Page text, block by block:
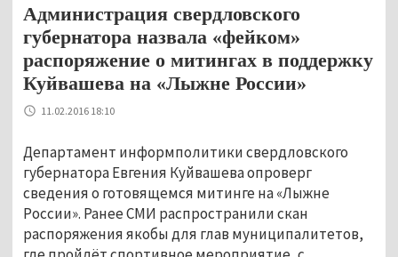
Администрация свердловского
губернатора назвала «фейком»
распоряжение о митингах в поддержку
Куйвашева на «Лыжне России»
11.02.2016 18:10
Департамент информполитики свердловского
губернатора Евгения Куйвашева опроверг
сведения о готовящемся митинге на «Лыжне
России». Ранее СМИ распространили скан
распоряжения якобы для глав муниципалитетов,